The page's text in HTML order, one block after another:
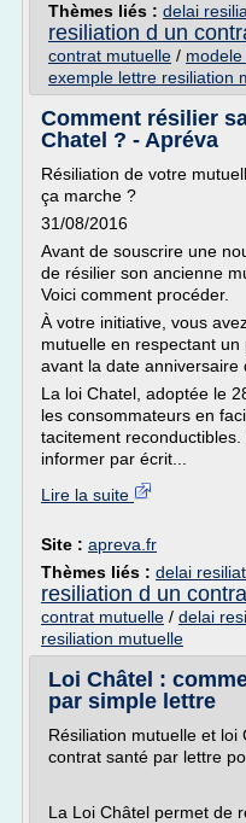
Thèmes liés : delai
resiliation d un
contrat mutuelle /
exemple lettre resiliation
Comment résilier
Chatel ? - Apréva
Résiliation de votre
ça marche ?
31/08/2016
Avant de souscrire une
de résilier son ancienne
Voici comment procéder.
À votre initiative, vous
mutuelle en respectant
avant la date anniversaire
La loi Chatel, adoptée le
les consommateurs en
tacitement
informer par écrit...
Lire la suite
Site : apreva.fr
Thèmes liés : delai
resiliation d un
contrat mutuelle / delai
resiliation mutuelle
Loi Châtel :
par simple lettre
Résiliation mutuelle et loi
contrat santé par lettre
La Loi Châtel permet de